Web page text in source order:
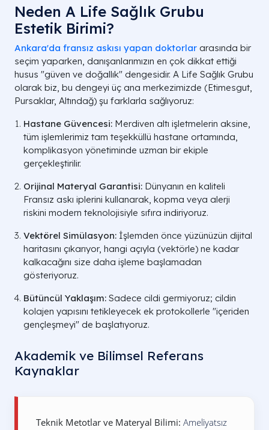
Zaman Dilimi
Neden A Life Sağlık Grubu
Estetik Birimi?
Ankara'da fransız askısı yapan doktorlar arasında bir
seçim yaparken, danışanlarımızın en çok dikkat ettiği
husus "güven ve doğallık" dengesidir. A Life Sağlık Grubu
olarak biz, bu dengeyi üç ana merkezimizde (Etimesgut,
Pursaklar, Altındağ) şu farklarla sağlıyoruz:
Hastane Güvencesi: Merdiven altı işletmelerin aksine,
tüm işlemlerimiz tam teşekküllü hastane ortamında,
komplikasyon yönetiminde uzman bir ekiple
gerçekleştirilir.
Orijinal Materyal Garantisi: Dünyanın en kaliteli
Fransız askı iplerini kullanarak, kopma veya alerji
riskini modern teknolojisiyle sıfıra indiriyoruz.
Vektörel Simülasyon: İşlemden önce yüzünüzün dijital
haritasını çıkarıyor, hangi açıyla (vektörle) ne kadar
kalkacağını size daha işleme başlamadan
gösteriyoruz.
Bütüncül Yaklaşım: Sadece cildi germiyoruz; cildin
kolajen yapısını tetikleyecek ek protokollerle "içeriden
gençleşmeyi" de başlatıyoruz.
Akademik ve Bilimsel Referans
Kaynaklar
Teknik Metotlar ve Materyal Bilimi: Ameliyatsız